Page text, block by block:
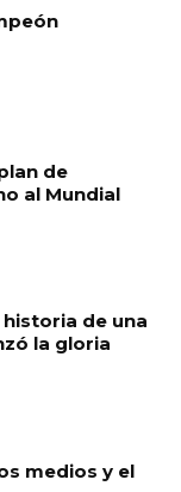
de
al Mundial
de una
la gloria
medios y el